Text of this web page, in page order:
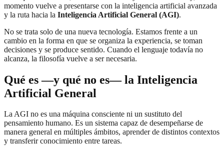
momento vuelve a presentarse con la inteligencia artificial avanzada
y la ruta hacia la Inteligencia Artificial General (AGI).
No se trata solo de una nueva tecnología. Estamos frente a un
cambio en la forma en que se organiza la experiencia, se toman
decisiones y se produce sentido. Cuando el lenguaje todavía no
alcanza, la filosofía vuelve a ser necesaria.
Qué es —y qué no es— la Inteligencia
Artificial General
La AGI no es una máquina consciente ni un sustituto del
pensamiento humano. Es un sistema capaz de desempeñarse de
manera general en múltiples ámbitos, aprender de distintos contextos
y transferir conocimiento entre tareas.